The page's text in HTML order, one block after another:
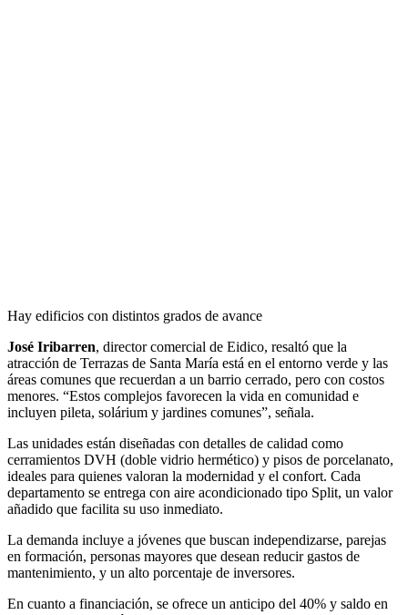
Hay edificios con distintos grados de avance
José Iribarren, director comercial de Eidico, resaltó que la
atracción de Terrazas de Santa María está en el entorno verde y las
áreas comunes que recuerdan a un barrio cerrado, pero con costos
menores. “Estos complejos favorecen la vida en comunidad e
incluyen pileta, solárium y jardines comunes”, señala.
Las unidades están diseñadas con detalles de calidad como
cerramientos DVH (doble vidrio hermético) y pisos de porcelanato,
ideales para quienes valoran la modernidad y el confort. Cada
departamento se entrega con aire acondicionado tipo Split, un valor
añadido que facilita su uso inmediato.
La demanda incluye a jóvenes que buscan independizarse, parejas
en formación, personas mayores que desean reducir gastos de
mantenimiento, y un alto porcentaje de inversores.
En cuanto a financiación, se ofrece un anticipo del 40% y saldo en